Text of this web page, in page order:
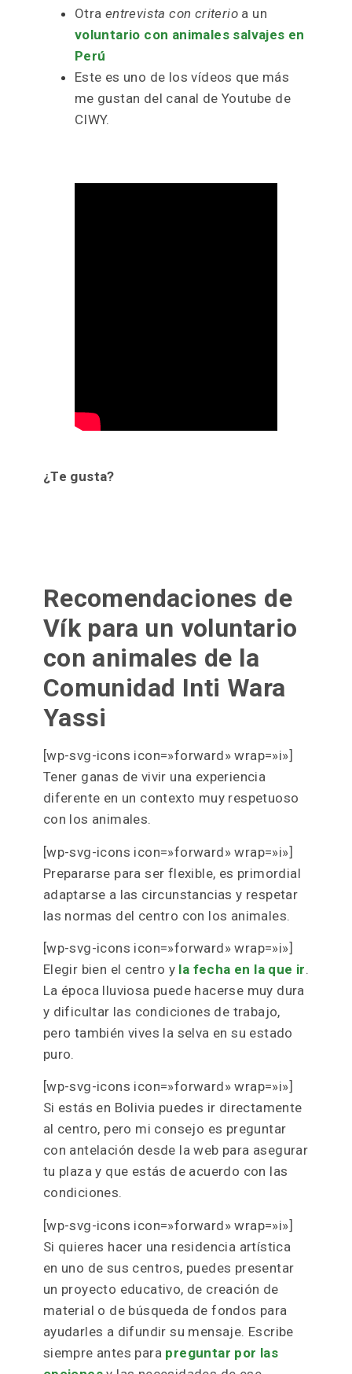
Otra entrevista con criterio a un
voluntario con animales salvajes en
Perú
Este es uno de los vídeos que más
me gustan del canal de Youtube de
CIWY.
¿Te gusta?
Recomendaciones de
Vík para un voluntario
con animales de la
Comunidad Inti Wara
Yassi
[wp-svg-icons icon=»forward» wrap=»i»]
Tener ganas de vivir una experiencia
diferente en un contexto muy respetuoso
con los animales.
[wp-svg-icons icon=»forward» wrap=»i»]
Prepararse para ser flexible, es primordial
adaptarse a las circunstancias y respetar
las normas del centro con los animales.
[wp-svg-icons icon=»forward» wrap=»i»]
Elegir bien el centro y la fecha en la que ir.
La época lluviosa puede hacerse muy dura
y dificultar las condiciones de trabajo,
pero también vives la selva en su estado
puro.
[wp-svg-icons icon=»forward» wrap=»i»]
Si estás en Bolivia puedes ir directamente
al centro, pero mi consejo es preguntar
con antelación desde la web para asegurar
tu plaza y que estás de acuerdo con las
condiciones.
[wp-svg-icons icon=»forward» wrap=»i»]
Si quieres hacer una residencia artística
en uno de sus centros, puedes presentar
un proyecto educativo, de creación de
material o de búsqueda de fondos para
ayudarles a difundir su mensaje. Escribe
siempre antes para preguntar por las